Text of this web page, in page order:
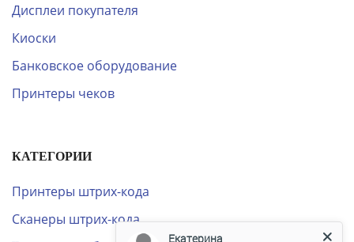
Дисплеи покупателя
Киоски
Банковское оборудование
Принтеры чеков
КАТЕГОРИИ
Принтеры штрих-кода
Сканеры штрих-кода
Екатерина